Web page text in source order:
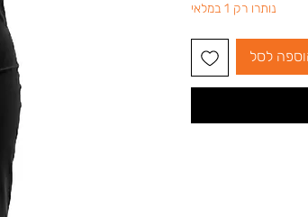
נותרו רק 1 במלאי
לסל